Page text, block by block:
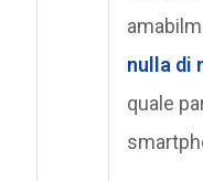
nulla di
quale